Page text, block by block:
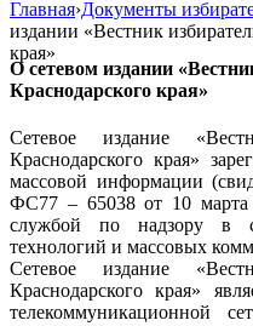
Главная›Документы
издании «Вестник
края»
О сетевом издании
Краснодарского края»
Сетевое издание
Краснодарского края»
массовой информации
ФС77 – 65038 от 10 марта
службой по надзору в
технологий и массовых
Сетевое издание
Краснодарского края»
телекоммуникационной